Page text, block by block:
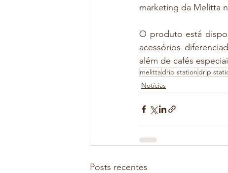
marketing da Melitta
O produto está
acessórios
além de cafés
melittadrip stationdrip
Notícias
Posts recentes